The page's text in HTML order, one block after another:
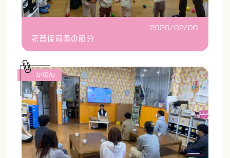
2026/02/06
花音保育園の節分
かのん